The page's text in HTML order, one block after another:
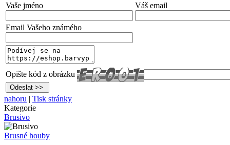
Vaše jméno Váš email
Email Vašeho známého
Opište kód z obrázku
nahoru | Tisk stránky
Kategorie
Brusivo
Brusné houby